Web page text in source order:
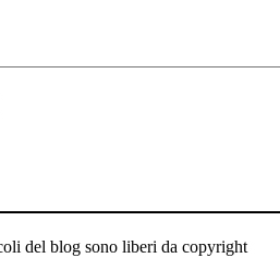
del blog sono liberi da copyright